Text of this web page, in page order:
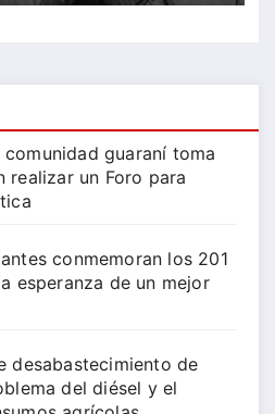
comunidad guaraní toma
realizar un Foro para
conmemoran los 201
esperanza de un mejor
desabastecimiento de
del diésel y el